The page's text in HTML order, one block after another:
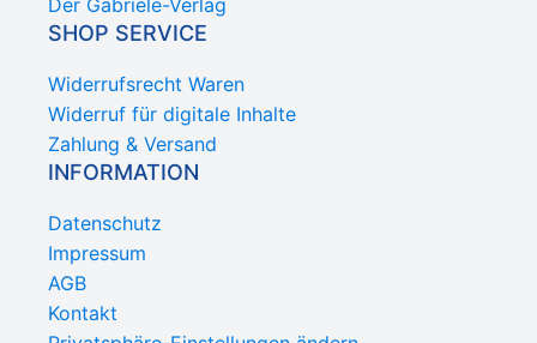
SHOP SERVICE
Widerrufsrecht Waren
Widerruf für digitale Inhalte
Zahlung & Versand
INFORMATION
Datenschutz
Impressum
AGB
Kontakt